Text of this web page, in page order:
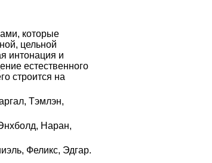
которые
цельной
интонация и
естественного
строится на
Тэмлэн,
Наран,
Феликс, Эдгар.